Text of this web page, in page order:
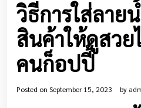
วิธีการใส่ลาย
สินค้าให้ดูสวย
คนก็อปปี้
Posted on September 15, 2023 by